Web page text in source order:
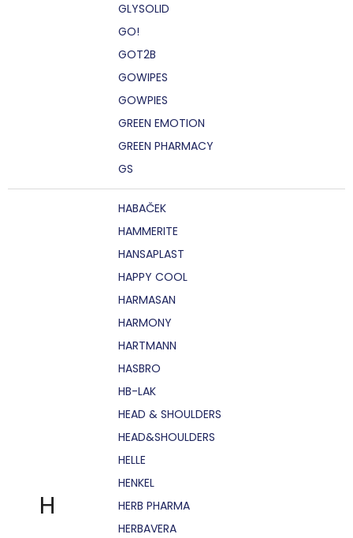
GLYSOLID
GO!
GOT2B
GOWIPES
GOWPIES
GREEN EMOTION
GREEN PHARMACY
GS
H
HABAČEK
HAMMERITE
HANSAPLAST
HAPPY COOL
HARMASAN
HARMONY
HARTMANN
HASBRO
HB-LAK
HEAD & SHOULDERS
HEAD&SHOULDERS
HELLE
HENKEL
HERB PHARMA
HERBAVERA